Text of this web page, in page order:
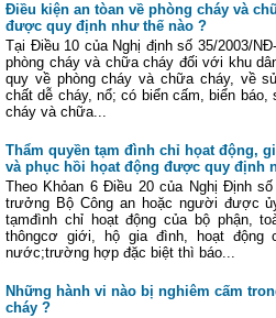
Điều kiện an tòan về phòng cháy và
được quy định như thế nào ?
Tại Điều 10 của Nghị định số 35/2003/
phòng cháy và chữa cháy đối với khu
quy về phòng cháy và chữa cháy, về
chất dễ cháy, nổ; có biển cấm, biển báo,
cháy và chữa...
Thẩm quyền tạm đình chỉ họat động,
và phục hồi họat động được quy định
Theo Khỏan 6 Điều 20 của Nghị Định
trưởng Bộ Công an hoặc người được
tạmđình chỉ hoạt động của bộ phận,
thôngcơ giới, hộ gia đình, hoạt động
nước;trường hợp đặc biệt thì báo...
Những hành vi nào bị nghiêm cấm
cháy ?